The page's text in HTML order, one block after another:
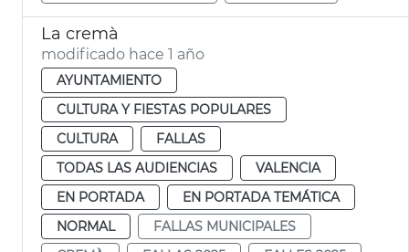
La cremà
modificado hace 1 año
AYUNTAMIENTO
CULTURA Y FIESTAS POPULARES
CULTURA
FALLAS
TODAS LAS AUDIENCIAS
VALENCIA
EN PORTADA
EN PORTADA TEMÁTICA
NORMAL
FALLAS MUNICIPALES